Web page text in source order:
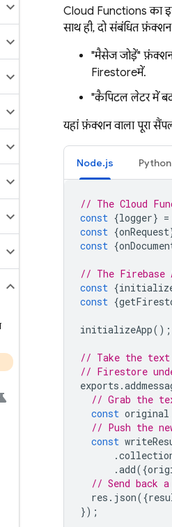
Cloud Functions का
साथ ही, दो संबंधित
"मैसेज जोड़ें"
Firestoreमें.
"कैपिटल लेटर में
यहां फ़ंक्शन वाला पूरा
Node.js Python
// The Cloud
const {logger} =
const {onRequest
const {
// The Firebase
const {
const {
initializeApp();
// Take the text
// Firestore
exports .
// Grab the
const original
// Push the
const
.
.add({
// Send back
res . json({
});